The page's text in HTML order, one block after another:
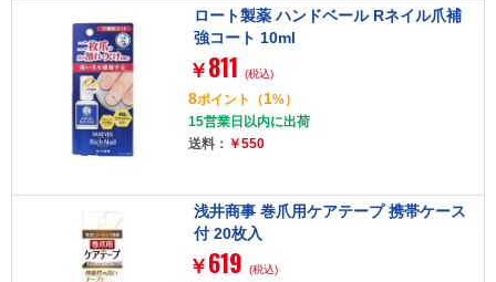
ロート製薬 ハンドベール Rネイル爪補
強コート 10ml
￥ 811 (税込)
8ポイント （1%）
15営業日以内に出荷
送料： ￥550
浅井商事 巻爪用ケアテープ 携帯ケース
付 20枚入
￥ 619 (税込)